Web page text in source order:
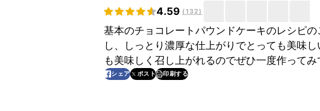
4.59 (132)
基本のチョコレートパウンドケーキのレシピ
し、しっとり濃厚な仕上がりでとっても美味
も美味しく召し上がれるのでぜひ一度作ってみ
シェア ポスト 印刷する